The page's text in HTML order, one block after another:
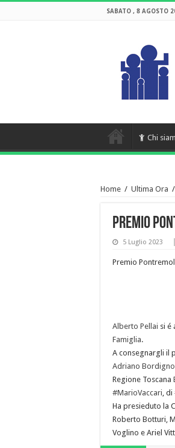
SABATO , 8 AGOSTO
Chi
Home / Ultima Ora /
Premio
5 Luglio 2023
Premio
Alberto Pellai si é
Famiglia.
A consegnargli il
Adriano
Regione Toscana
#MarioVaccari, di
Ha presieduto la
Roberto Botturi,
Voglino e Ariel